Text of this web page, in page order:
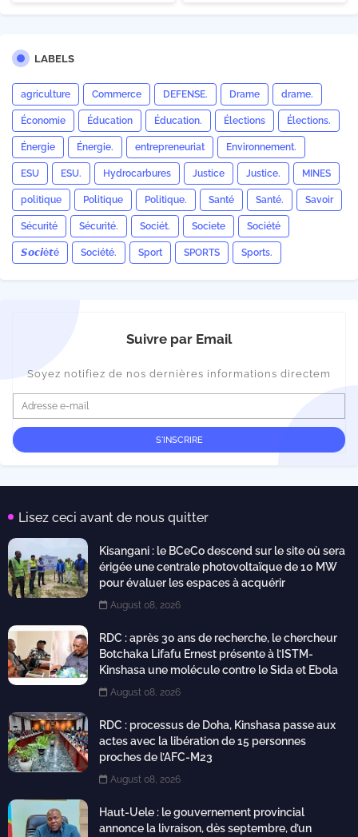
LABELS
agriculture Commerce DEFENSE. Drame drame.
Économie Éducation Éducation. Élections Élections.
Énergie Énergie. entrepreneuriat Environnement.
ESU ESU. Hydrocarbures Justice Justice. MINES
politique Politique Politique. Santé Santé. Savoir
Sécurité Sécurité. Sociét. Societe Société
𝙎𝙤𝙘𝙞é𝙩é Société. Sport SPORTS Sports.
Suivre par Email
Soyez notifiez de nos dernières informations directem
Lisez ceci avant de nous quitter
Kisangani : le BCeCo descend sur le site où sera
érigée une centrale photovoltaïque de 10 MW
pour évaluer les espaces à acquérir
August 08, 2026
RDC : après 30 ans de recherche, le chercheur
Botchaka Lifafu Ernest présente à l’ISTM-
Kinshasa une molécule contre le Sida et Ebola
August 08, 2026
RDC : processus de Doha, Kinshasa passe aux
actes avec la libération de 15 personnes
proches de l’AFC-M23
August 08, 2026
Haut-Uele : le gouvernement provincial
annonce la livraison, dès septembre, d’un